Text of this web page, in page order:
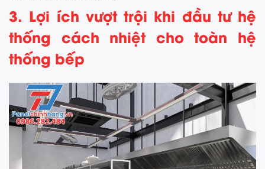
3. Lợi ích vượt trội khi đầu tư hệ
thống cách nhiệt cho toàn hệ
thống bếp